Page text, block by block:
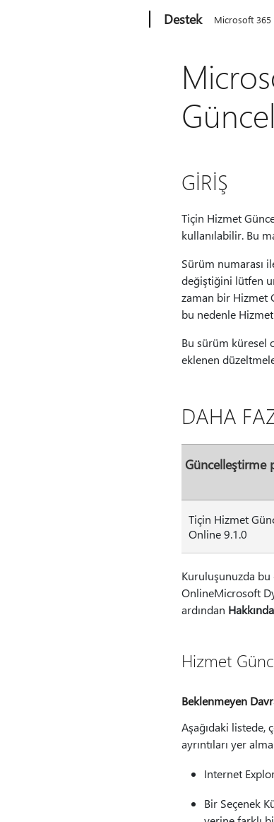
Destek Microsoft 365
GİRİŞ
Tiçin Hizmet
kullanılabilir. Bu
Sürüm numarası
değiştiğini lütfen
zaman bir Hizmet
bu nedenle
Bu sürüm küresel
eklenen
DAHA
Güncelleştirme
Tiçin Hizmet
Online 9.1.0
Kuruluşunuzda bu
OnlineMicrosoft
ardından
Hizmet
Beklenmeyen
Aşağıdaki listede,
ayrıntıları yer
Internet
Bir Seçenek